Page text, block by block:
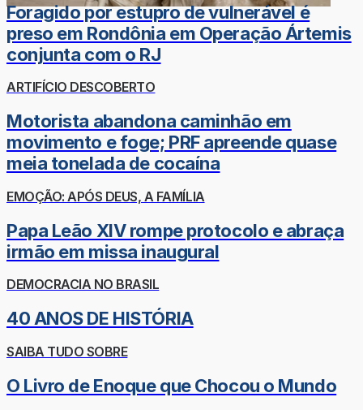
Foragido por estupro de vulnerável é
preso em Rondônia em Operação Ártemis
conjunta com o RJ
ARTIFÍCIO DESCOBERTO
Motorista abandona caminhão em
movimento e foge; PRF apreende quase
meia tonelada de cocaína
EMOÇÃO: APÓS DEUS, A FAMÍLIA
Papa Leão XIV rompe protocolo e abraça
irmão em missa inaugural
DEMOCRACIA NO BRASIL
40 ANOS DE HISTÓRIA
SAIBA TUDO SOBRE
O Livro de Enoque que Chocou o Mundo